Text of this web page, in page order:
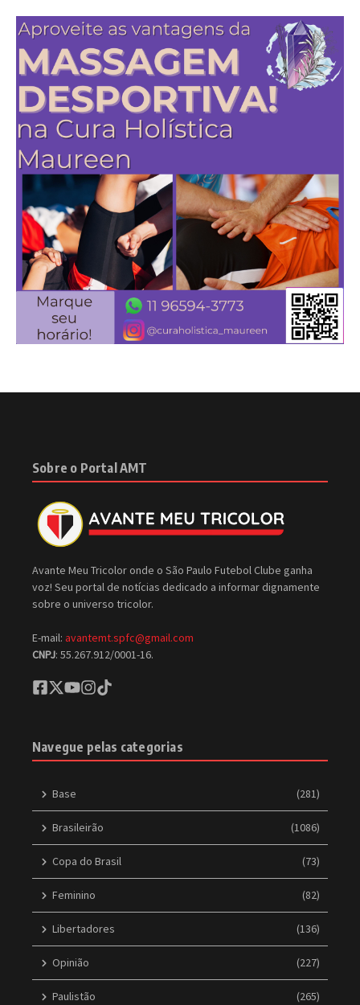
Sobre o Portal AMT
Avante Meu Tricolor onde o São Paulo Futebol Clube ganha
voz! Seu portal de notícias dedicado a informar dignamente
sobre o universo tricolor.
E-mail: avantemt.spfc@gmail.com
CNPJ: 55.267.912/0001-16.
Navegue pelas categorias
Base (281)
Brasileirão (1086)
Copa do Brasil (73)
Feminino (82)
Libertadores (136)
Opinião (227)
Paulistão (265)